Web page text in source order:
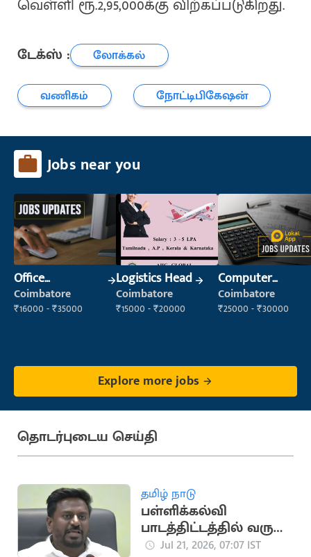
வெள்ளி ரூ.2,95,000க்கு விற்கப்படுகிறது.
டேக்ஸ் :
லோக்கல்
வணிகம்
நோட்டிபிகேஷன்
Jobs near you
Office
Administrator
Coimbatore
₹16000 - ₹35000
Logistics Head
Coimbatore
₹15000 - ₹20000
Computer
Operator
Coimbatore
₹25000 - ₹30000
Explore more jobs
தொடர்புடைய செய்தி
தமிழ் நாடு
பள்ளிக்கல்வி
பாடத்திட்டத்தில் வரும்
மாற்றம்.. அமைச்சர்
Jul 21, 2026, 07:07 IST